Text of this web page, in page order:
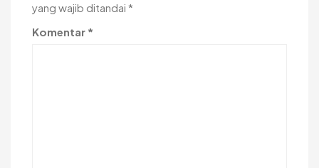
yang wajib ditandai *
Komentar *